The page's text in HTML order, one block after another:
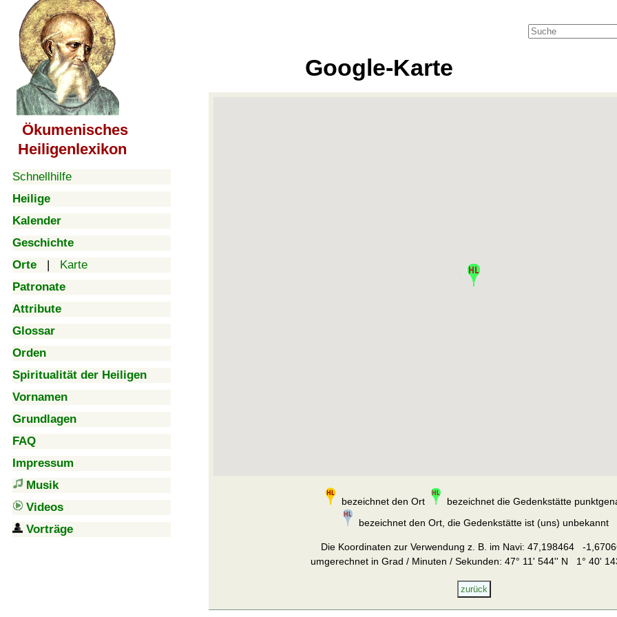
Ökumenisches
Heiligenlexikon
Schnellhilfe
Heilige
Kalender
Geschichte
Orte | Karte
Patronate
Attribute
Glossar
Orden
Spiritualität der Heiligen
Vornamen
Grundlagen
FAQ
Impressum
Musik
Videos
Vorträge
Google-Karte
bezeichnet den Ort
bezeichnet die Gedenkstätte
bezeichnet den Ort, die Gedenkstätte ist (uns) unbekannt
Die Koordinaten zur Verwendung z. B. im Navi: 47,198464 -
umgerechnet in Grad / Minuten / Sekunden: 47° 11' 544'' N 1° 40'